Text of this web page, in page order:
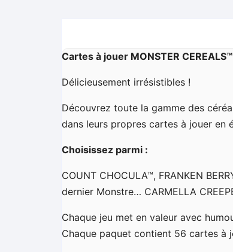
Cartes à jouer MONSTER
Délicieusement irrésistibles !
Découvrez toute la gamme des
dans leurs propres cartes à jouer en
Choisissez parmi :
COUNT CHOCULA™, FRANKEN
dernier Monstre… CARMELLA
Chaque jeu met en valeur avec
Chaque paquet contient 56 cartes à